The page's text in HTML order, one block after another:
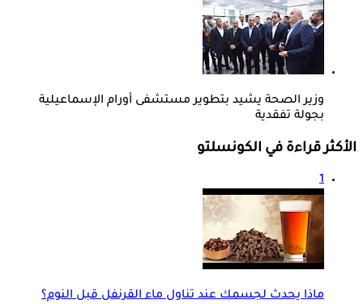
وزير الصحة يشيد بتطوير مستشفى أورام الإسماعيلية
بجولة تفقدية
الأكثر قراءة في الكونسلتو
1
ماذا يحدث لجسمك عند تناول ماء القرنفل قبل النوم؟